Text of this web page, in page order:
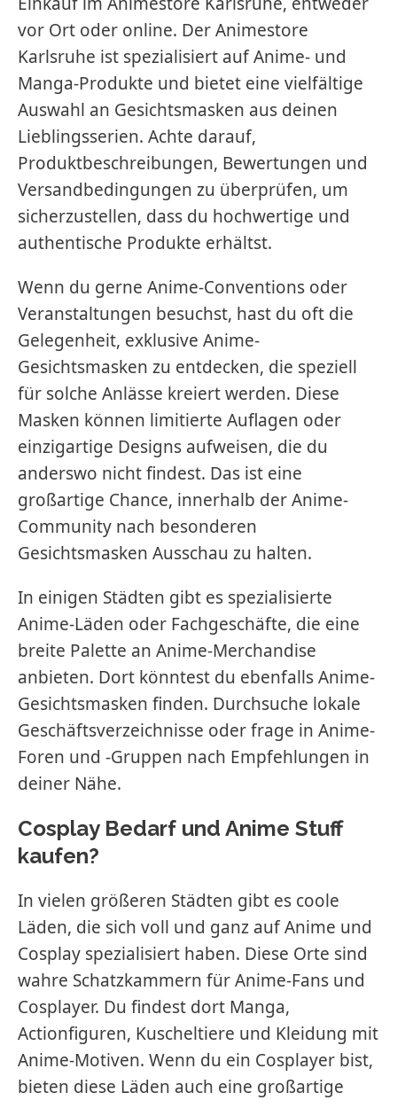
vor Ort oder online. Der Animestore
Karlsruhe ist spezialisiert auf Anime- und
Manga-Produkte und bietet eine vielfältige
Auswahl an Gesichtsmasken aus deinen
Lieblingsserien. Achte darauf,
Produktbeschreibungen, Bewertungen und
Versandbedingungen zu überprüfen, um
sicherzustellen, dass du hochwertige und
authentische Produkte erhältst.
Wenn du gerne Anime-Conventions oder
Veranstaltungen besuchst, hast du oft die
Gelegenheit, exklusive Anime-
Gesichtsmasken zu entdecken, die speziell
für solche Anlässe kreiert werden. Diese
Masken können limitierte Auflagen oder
einzigartige Designs aufweisen, die du
anderswo nicht findest. Das ist eine
großartige Chance, innerhalb der Anime-
Community nach besonderen
Gesichtsmasken Ausschau zu halten.
In einigen Städten gibt es spezialisierte
Anime-Läden oder Fachgeschäfte, die eine
breite Palette an Anime-Merchandise
anbieten. Dort könntest du ebenfalls Anime-
Gesichtsmasken finden. Durchsuche lokale
Geschäftsverzeichnisse oder frage in Anime-
Foren und -Gruppen nach Empfehlungen in
deiner Nähe.
Cosplay Bedarf und Anime Stuff
kaufen?
In vielen größeren Städten gibt es coole
Läden, die sich voll und ganz auf Anime und
Cosplay spezialisiert haben. Diese Orte sind
wahre Schatzkammern für Anime-Fans und
Cosplayer. Du findest dort Manga,
Actionfiguren, Kuscheltiere und Kleidung mit
Anime-Motiven. Wenn du ein Cosplayer bist,
bieten diese Läden auch eine großartige